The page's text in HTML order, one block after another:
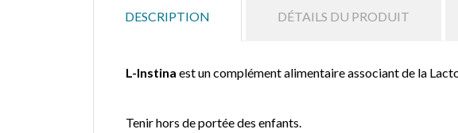
DESCRIPTION DÉTAILS DU PRODUIT
L-Instina est un complément alimentaire associant de la
Tenir hors de portée des enfants.